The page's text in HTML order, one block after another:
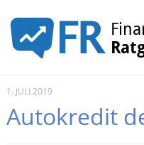
1. JULI 2019
Autokredit